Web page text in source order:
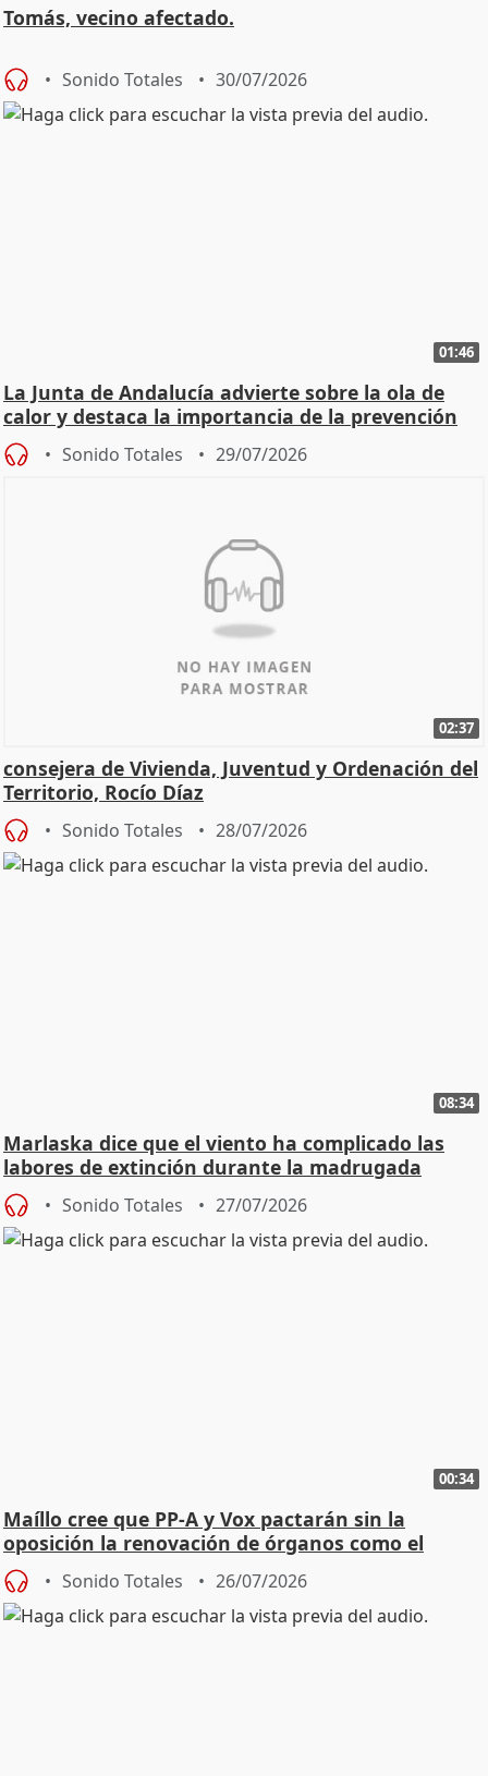
Tomás, vecino afectado.
Sonido Totales 30/07/2026
01:46
La Junta de Andalucía advierte sobre la ola de
calor y destaca la importancia de la prevención
Sonido Totales 29/07/2026
02:37
consejera de Vivienda, Juventud y Ordenación del
Territorio, Rocío Díaz
Sonido Totales 28/07/2026
08:34
Marlaska dice que el viento ha complicado las
labores de extinción durante la madrugada
Sonido Totales 27/07/2026
00:34
Maíllo cree que PP-A y Vox pactarán sin la
oposición la renovación de órganos como el
Defensor
Sonido Totales 26/07/2026